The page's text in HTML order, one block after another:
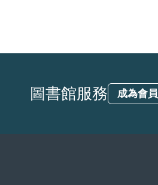
圖書館服務 成為會員